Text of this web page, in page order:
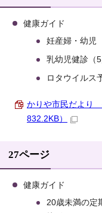
健康ガイド
妊産婦・幼児
乳幼児健診（5
ロタウイルス
かりや市民だより
832.2KB）
27ページ
健康ガイド
20歳未満の定